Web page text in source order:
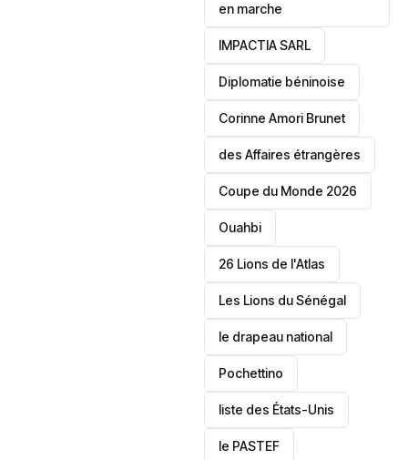
en marche
IMPACTIA SARL
‎Diplomatie béninoise
Corinne Amori Brunet
des Affaires étrangères
‎Coupe du Monde 2026
Ouahbi
26 Lions de l'Atlas
Les Lions du Sénégal
le drapeau national
Pochettino
liste des États-Unis
le PASTEF